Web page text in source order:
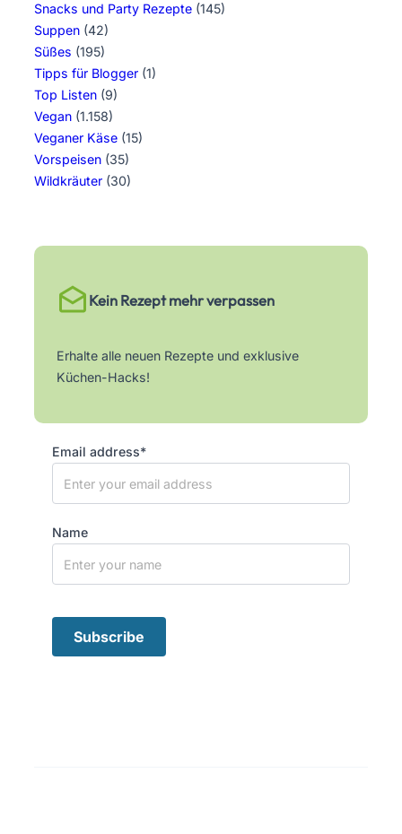
Snacks und Party Rezepte (145)
Suppen (42)
Süßes (195)
Tipps für Blogger (1)
Top Listen (9)
Vegan (1.158)
Veganer Käse (15)
Vorspeisen (35)
Wildkräuter (30)
Kein Rezept mehr verpassen
Erhalte alle neuen Rezepte und exklusive
Küchen-Hacks!
Email address*
Name